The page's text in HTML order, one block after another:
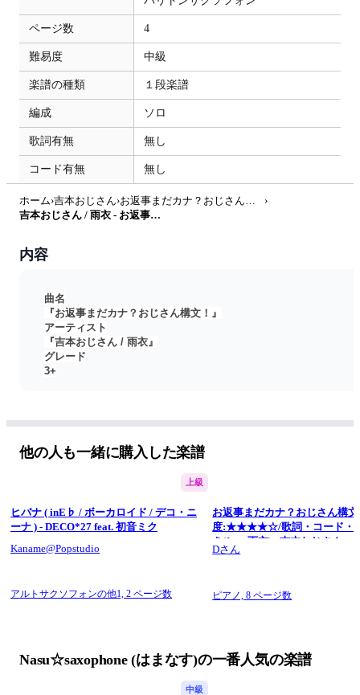
ページ数 4
難易度 中級
楽譜の種類 １段楽譜
編成 ソロ
歌詞有無 無し
コード有無 無し
ホーム›吉本おじさん›
›
吉本おじさん / 雨衣 - お返事まだカナ？おじさん構文！ (inE♭) by Nasu☆saxophone
内容
曲名
『お返事まだカナ？おじさん構文！』
アーティスト
『吉本おじさん / 雨衣』
グレード
3+
その他の楽譜はこちらから
楽譜リスト 1
楽譜リスト 2
他の人も一緒に購入した楽譜
上級
ヒバナ ( inE♭ / ボーカロイド / デコ・ニ
ーナ ) - DECO*27 feat. 初音ミク
Kaname@Popstudio
アルトサクソフォンの他1, 2 ページ数
お返事まだカナ？おじさん構
度:★★★★☆/歌詞・コード・
き/feat. 雨衣) - 吉本おじさん
Dさん
ピアノ,8 ページ数
Nasu☆saxophone (はまなす)の一番人気の楽譜
中級